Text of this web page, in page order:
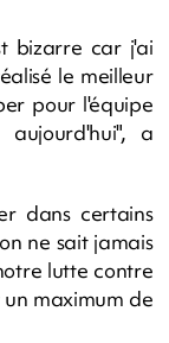
bizarre car j'ai
le meilleur
pour l'équipe
a
dans certains
ne sait jamais
lutte contre
maximum de